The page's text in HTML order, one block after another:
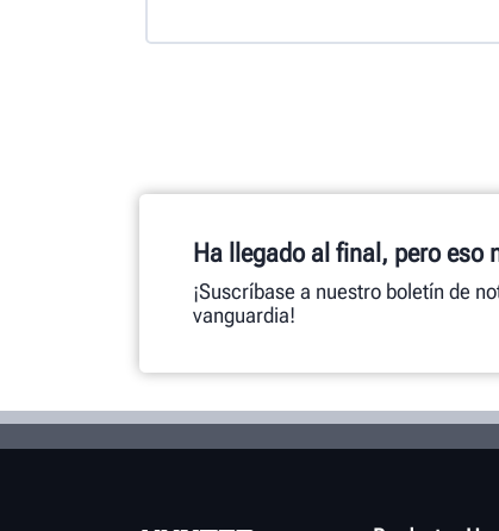
Ha llegado al final, pero eso
¡Suscríbase a nuestro boletín de
vanguardia!